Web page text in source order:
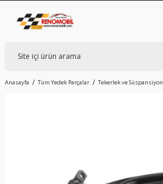
Anasayfa Tüm Yedek Parçalar Tekerlek ve Süspansiyon